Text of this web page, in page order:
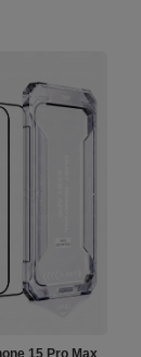
15 Pro Max